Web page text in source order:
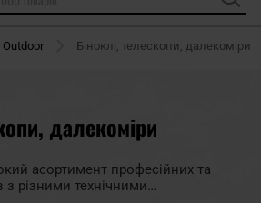
Outdoor Біноклі, телескопи, далекоміри
далекоміри
асортимент професійних та
з різними технічними